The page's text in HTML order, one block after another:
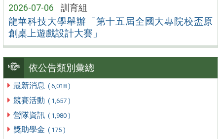
2026-07-06 訓育組
龍華科技大學舉辦「第十五屆全國大專院校盃原
創桌上遊戲設計大賽」
依公告類別彙總
最新消息 ( 6,018 )
競賽活動 ( 1,657 )
營隊資訊 ( 1,980 )
獎助學金 ( 175 )